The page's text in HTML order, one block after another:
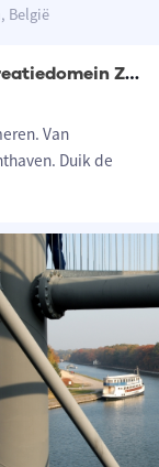
België
Suggestie lus nr 14 : Provinciaal Recreatiedomein Zilvermeer
Van
Duik de